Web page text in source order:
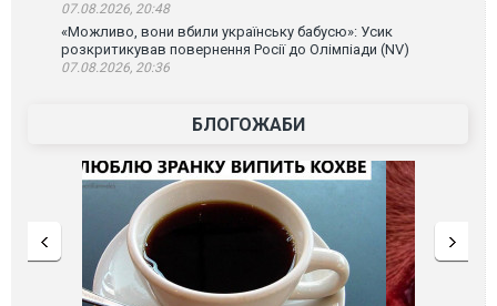
07.08.2026, 20:48
«Можливо, вони вбили українську бабусю»: Усик
розкритикував повернення Росії до Олімпіади (NV)
07.08.2026, 20:36
БЛОГОЖАБИ